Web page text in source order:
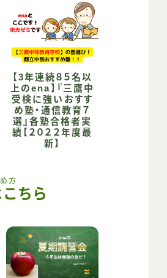
【3年連続８５名以
上のena】『三鷹中
受検に強いおすす
め塾・通信教育７
選』各塾合格者実
績【２０２２年度最
新】
方
ちら